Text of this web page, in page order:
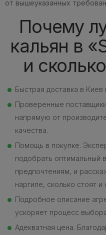
от вышеуказанных
Почему
кальян в
и
Быстрая доставка в Киев
Проверенные
напрямую от
качества.
Помощь в покупке.
подобрать оптимальный
предпочтениям, и
наргиле, сколько стоят и
Подробное описание
ускоряет процесс
Адекватная цена.